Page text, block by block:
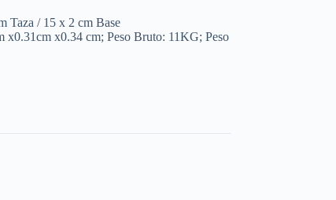
Taza / 15 x 2 cm Base
x0.31cm x0.34 cm; Peso Bruto: 11KG; Peso